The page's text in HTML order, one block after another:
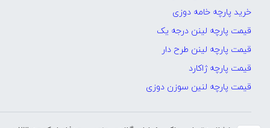
خرید پارچه خامه دوزی
قیمت پارچه لینن درجه یک
قیمت پارچه لینن طرح دار
قیمت پارچه ژاکارد
قیمت پارچه لنین سوزن دوزی